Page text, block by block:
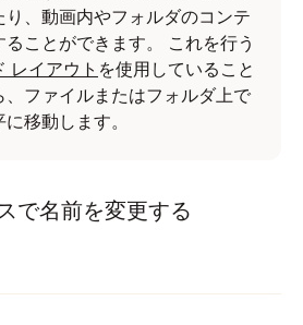
り、動画内やフォルダのコンテ
ることができます。 これを行う
レイアウト を使用していること
、ファイルまたはフォルダ上で
移動します。
で名前を変更する